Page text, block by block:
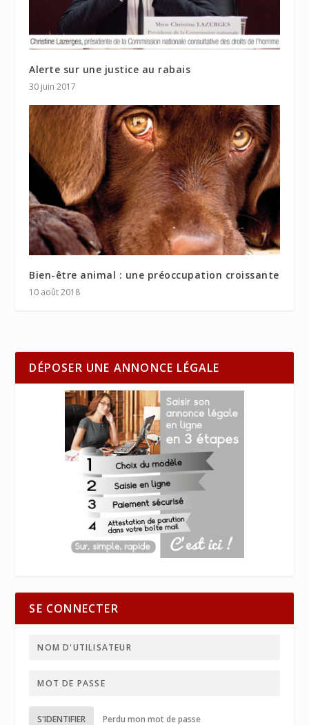
Alerte sur une justice au rabais
30 juin 2017
Bien-être animal : une préoccupation croissante
10 août 2018
DÉPOSER UNE ANNONCE LÉGALE
SE CONNECTER
S'IDENTIFIER Perdu mon mot de passe